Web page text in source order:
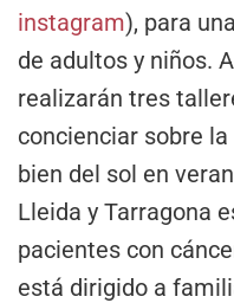
instagram), para
de adultos y niños.
realizarán tres
concienciar sobre
bien del sol en
Lleida y Tarragona
pacientes con
está dirigido a